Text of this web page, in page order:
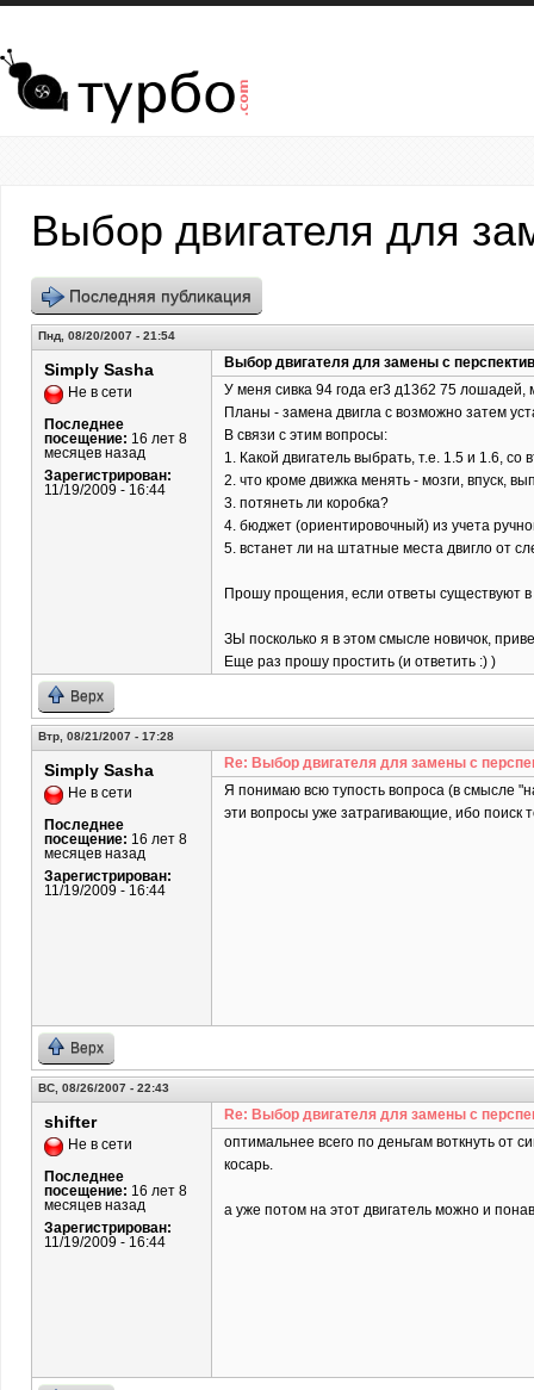
Перейти к основному содержанию
Выбор двигателя для
Последняя публикация
Пнд, 08/20/2007 - 21:54
Simply Sasha
Не в сети
Последнее
посещение: 16 лет 8
месяцев назад
Зарегистрирован:
11/19/2009 - 16:44
Выбор двигателя для замены с
У меня сивка 94 года ег3 д13б2 75
Планы - замена двигла с возможно затем
В связи с этим вопросы:
1. Какой двигатель выбрать, т.е. 1.5 и 1.6,
2. что кроме движка менять - мозги, впуск,
3. потянеть ли коробка?
4. бюджет (ориентировочный) из учета
5. встанет ли на штатные места двигло от
Прошу прощения, если ответы существуют в
ЗЫ посколько я в этом смысле новичок,
Еще раз прошу простить (и ответить :) )
Верх
Втр, 08/21/2007 - 17:28
Simply Sasha
Не в сети
Последнее
посещение: 16 лет 8
месяцев назад
Зарегистрирован:
11/19/2009 - 16:44
Re: Выбор двигателя для замены с
Я понимаю всю тупость вопроса (в смысле
эти вопросы уже затрагивающие, ибо поиск
Верх
ВС, 08/26/2007 - 22:43
shifter
Не в сети
Последнее
посещение: 16 лет 8
месяцев назад
Зарегистрирован:
11/19/2009 - 16:44
Re: Выбор двигателя для замены с
оптимальнее всего по деньгам воткнуть от
косарь.
а уже потом на этот двигатель можно и